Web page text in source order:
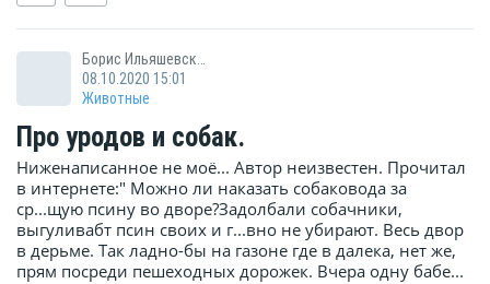
Борис Ильяшевский
08.10.2020 15:01
Животные
Про уродов и собак.
Ниженаписанное не моё... Автор неизвестен. Прочитал
в интернете:" Можно ли наказать собаковода за
ср...щую псину во дворе?Задолбали собачники,
выгуливабт псин своих и г...вно не убирают. Весь двор
в дерьме. Так ладно-бы на газоне где в далека, нет же,
прям посреди пешеходных дорожек. Вчера одну бабе...